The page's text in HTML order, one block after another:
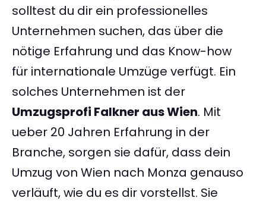
solltest du dir ein professionelles
Unternehmen suchen, das über die
nötige Erfahrung und das Know-how
für internationale Umzüge verfügt. Ein
solches Unternehmen ist der
Umzugsprofi Falkner aus Wien. Mit
ueber 20 Jahren Erfahrung in der
Branche, sorgen sie dafür, dass dein
Umzug von Wien nach Monza genauso
verläuft, wie du es dir vorstellst. Sie